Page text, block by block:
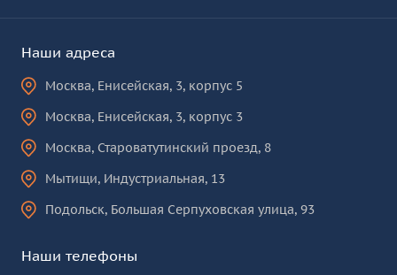
Наши адреса
Москва, Енисейская, 3, корпус 5
Москва, Енисейская, 3, корпус 3
Москва, Староватутинский проезд, 8
Мытищи, Индустриальная, 13
Подольск, Большая Серпуховская улица, 93
Наши телефоны